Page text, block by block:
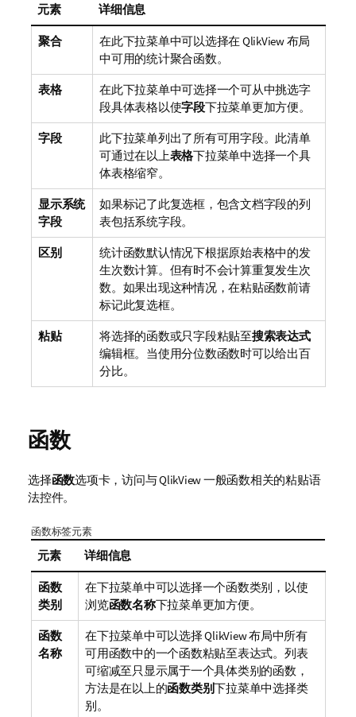
元素 详细信息
聚合
在此下拉菜单中可以选择在 QlikView 布局
中可用的统计聚合函数。
表格
在此下拉菜单中可选择一个可从中挑选字
段具体表格以使字段下拉菜单更加方便。
字段
此下拉菜单列出了所有可用字段。此清单
可通过在以上表格下拉菜单中选择一个具
体表格缩窄。
显示系统
字段
如果标记了此复选框，包含文档字段的列
表包括系统字段。
区别
统计函数默认情况下根据原始表格中的发
生次数计算。但有时不会计算重复发生次
数。如果出现这种情况，在粘贴函数前请
标记此复选框。
粘贴 将选择的函数或只字段粘贴至搜索表达式
编辑框。当使用分位数函数时可以给出百
分比。
函数
选择函数选项卡，访问与 QlikView 一般函数相关的粘贴语
法控件。
函数标签元素
元素 详细信息
函数
类别
在下拉菜单中可以选择一个函数类别，以使
浏览函数名称下拉菜单更加方便。
函数
名称
在下拉菜单中可以选择 QlikView 布局中所有
可用函数中的一个函数粘贴至表达式。列表
可缩减至只显示属于一个具体类别的函数，
方法是在以上的函数类别下拉菜单中选择类
别。